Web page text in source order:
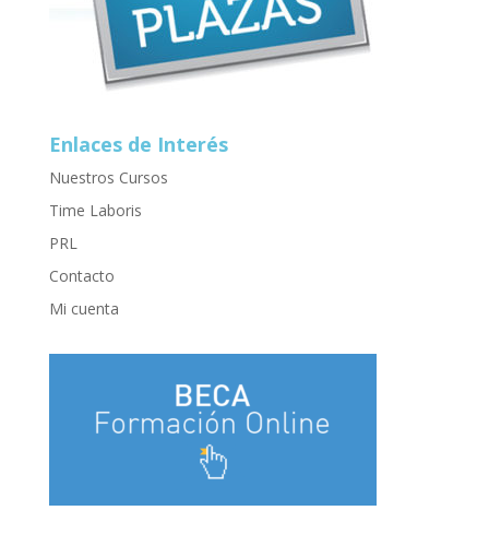
Enlaces de Interés
Nuestros Cursos
Time Laboris
PRL
Contacto
Mi cuenta